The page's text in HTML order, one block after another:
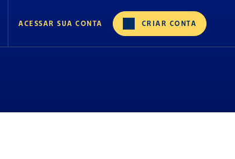
ACESSAR SUA CONTA CRIAR CONTA